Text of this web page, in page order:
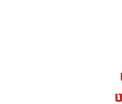
בעיר.
מועמדות ניתן
החברה העירונית:
לחצו כאן